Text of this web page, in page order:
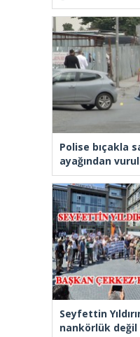
Polise bıçakla
ayağından
Seyfettin
nankörlük değil